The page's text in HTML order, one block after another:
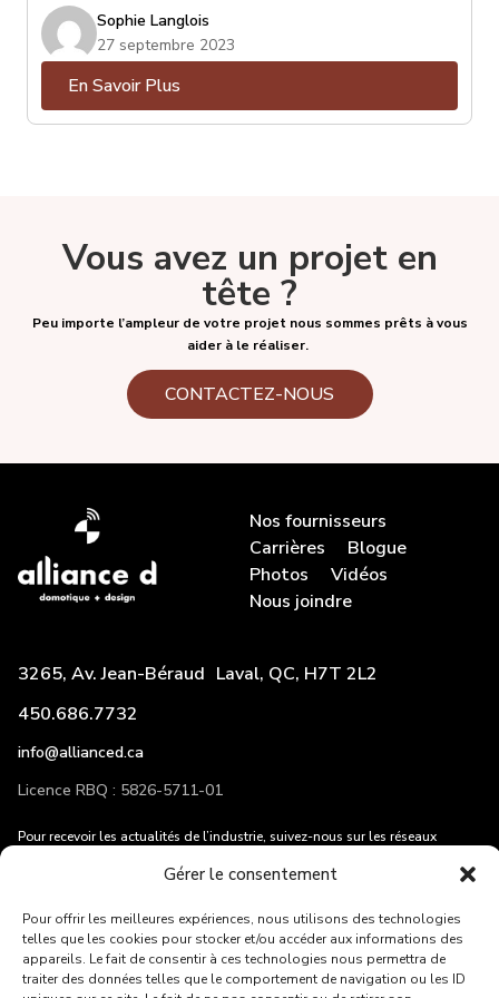
Gérer le consentement
Pour offrir les meilleures expériences, nous utilisons des technologies
telles que les cookies pour stocker et/ou accéder aux informations des
appareils. Le fait de consentir à ces technologies nous permettra de
traiter des données telles que le comportement de navigation ou les ID
Prime Video, Tout.tv, etc. Certains d’entre eux sont
gratuits, la plupart sont payants et parmi eux, certains
proposeront différents forfaits, souvent associés à
une qualité de diffusion. Deezer, entre autre, propose
Sophie Langlois
27 septembre 2023
En Savoir Plus
Vous avez un projet en
tête ?
Peu importe l’ampleur de votre projet nous sommes prêts à vous
aider à le réaliser.
CONTACTEZ-NOUS
Nos fournisseurs
Carrières
Blogue
Photos
Vidéos
Nous joindre
3265, Av. Jean-Béraud Laval, QC, H7T 2L2
450.686.7732
info@allianced.ca
Licence RBQ : 5826-5711-01
Pour recevoir les actualités de l’industrie, suivez-nous sur les réseaux
ENVOYER